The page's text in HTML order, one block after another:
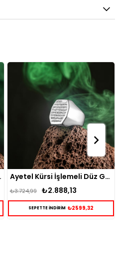
Ayetel Kürsi İşlemeli Düz Gümüş Erkek Yüzük
₺2.888,13
₺2599,32
₺3.184,50